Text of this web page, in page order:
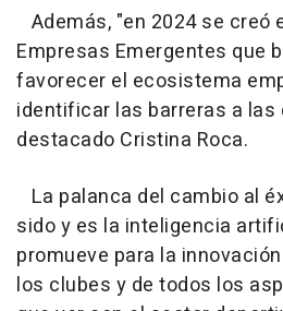
Además, "en 2024 se creó
Empresas Emergentes que
favorecer el ecosistema
identificar las barreras a las
destacado Cristina Roca.
La palanca del cambio al
sido y es la inteligencia
promueve para la
los clubes y de todos los